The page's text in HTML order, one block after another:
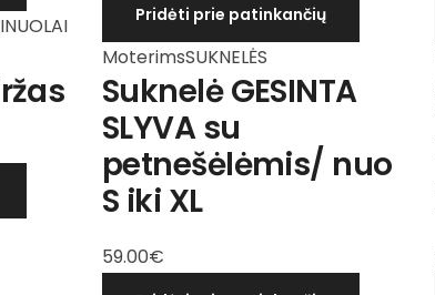
NUOLAI
Pridėti prie patinkančių
MoterimsSUKNELĖS
Suknelė GESINTA
SLYVA su
petnešėlėmis/ nuo
S iki XL
59.00€